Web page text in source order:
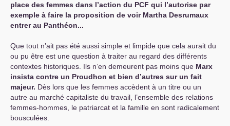
place des femmes dans l’action du PCF qui l’autorise par
exemple à faire la proposition de voir Martha Desrumaux
entrer au Panthéon...
Que tout n’ait pas été aussi simple et limpide que cela aurait du
ou pu être est une question à traiter au regard des différents
contextes historiques. Ils n’en demeurent pas moins que Marx
insista contre un Proudhon et bien d’autres sur un fait
majeur. Dès lors que les femmes accèdent à un titre ou un
autre au marché capitaliste du travail, l’ensemble des relations
femmes-hommes, le patriarcat et la famille en sont radicalement
bousculées.